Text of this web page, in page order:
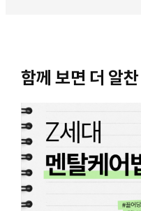
함께 보면 더 알